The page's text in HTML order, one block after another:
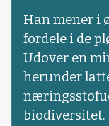
Han mener i
fordele i de
Udover en
herunder
biodiversitet.